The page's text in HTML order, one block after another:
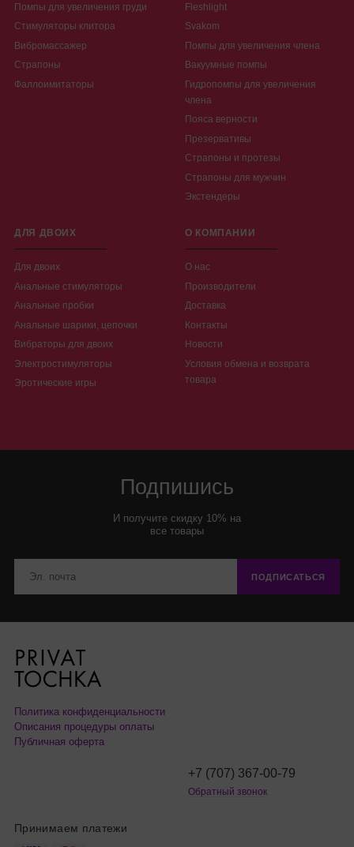
Помпы для увеличения груди
Стимуляторы клитора
Вибромассажер
Страпоны
Фаллоимитаторы
Fleshlight
Svakom
Помпы для увеличения члена
Вакуумные помпы
Гидропомпы для увеличения
члена
Пояса верности
Презервативы
Страпоны и протезы
Страпоны для мужчин
Экстендеры
ДЛЯ ДВОИХ
Для двоих
Анальные стимуляторы
Анальные пробки
Анальные шарики, цепочки
Вибраторы для двоих
Электростимуляторы
Эротические игры
О КОМПАНИИ
О нас
Производители
Доставка
Контакты
Новости
Условия обмена и возврата
товара
Подпишись
И получите скидку 10% на
все товары
ПОДПИСАТЬСЯ
Политика конфиденциальности
Описания процедуры оплаты
Публичная оферта
+7 (707) 367-00-79
Обратный звонок
Принимаем платежи